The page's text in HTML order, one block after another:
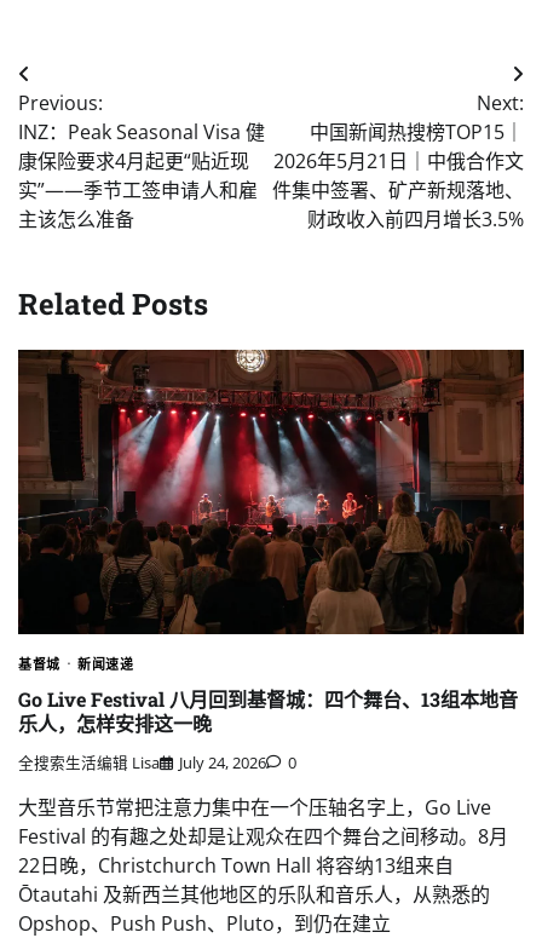
Post
navigation
Previous:
INZ：Peak Seasonal Visa 健
康保险要求4月起更“贴近现
实”——季节工签申请人和雇
主该怎么准备
Next:
中国新闻热搜榜TOP15｜
2026年5月21日｜中俄合作文
件集中签署、矿产新规落地、
财政收入前四月增长3.5%
Related Posts
基督城 新闻速递
Go Live Festival 八月回到基督城：四个舞台、13组本地音
乐人，怎样安排这一晚
全搜索生活编辑 Lisa July 24, 2026 0
大型音乐节常把注意力集中在一个压轴名字上，Go Live
Festival 的有趣之处却是让观众在四个舞台之间移动。8月
22日晚，Christchurch Town Hall 将容纳13组来自
Ōtautahi 及新西兰其他地区的乐队和音乐人，从熟悉的
Opshop、Push Push、Pluto，到仍在建立